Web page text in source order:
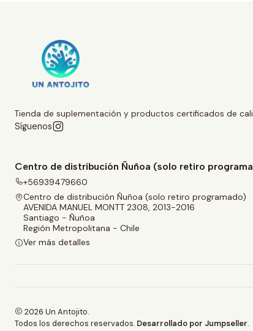
Tienda de suplementación y productos certificados de
Síguenos
Centro de distribución Ñuñoa (solo retiro
+56939479660
Centro de distribución Ñuñoa (solo retiro programado)
AVENIDA MANUEL MONTT 2308, 2013-2016
Santiago - Ñuñoa
Región Metropolitana - Chile
Ver más detalles
2026 Un Antojito.
Todos los derechos reservados. Desarrollado por Jumpseller.